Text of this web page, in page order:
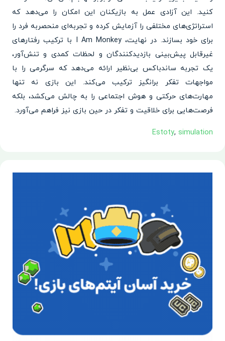
کنید. این آزادی عمل به بازیکنان این امکان را می‌دهد که
استراتژی‌های مختلفی را آزمایش کرده و تجربه‌ای منحصربه فرد را
برای خود بسازند. در نهایت، I Am Monkey با ترکیب رفتارهای
غیرقابل پیش‌بینی بازدیدکنندگان و لحظات کمدی و تنش‌آور،
یک تجربه ساندباکس بی‌نظیر ارائه می‌دهد که سرگرمی را با
مواجهات تفکر برانگیز ترکیب می‌کند. این بازی نه تنها
مهارت‌های حرکتی و هوش اجتماعی را به چالش می‌کشد، بلکه
فرصت‌هایی برای خلاقیت و تفکر در حین بازی نیز فراهم می‌آورد.
Estoty, simulation